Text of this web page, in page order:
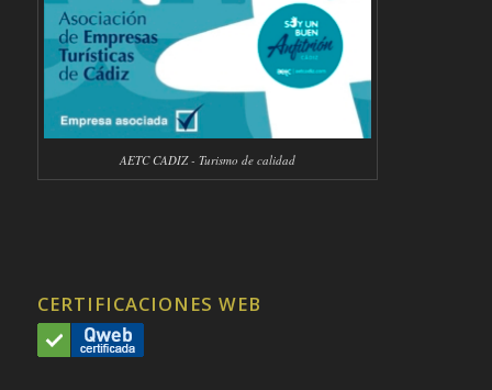
AETC CADIZ - Turismo de calidad
CERTIFICACIONES WEB